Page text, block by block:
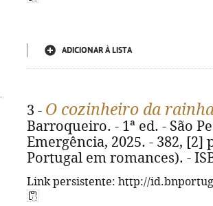
ADICIONAR À LISTA
3 - O cozinheiro da
Barroqueiro. - 1ª ed. - São
Emergência, 2025. - 382, [2]
Portugal em romances). -
Link persistente: http://